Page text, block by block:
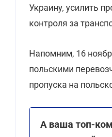
Украину, усилить
контроля за
Напомним, 16
польскими
пропуска на
А ваша топ-